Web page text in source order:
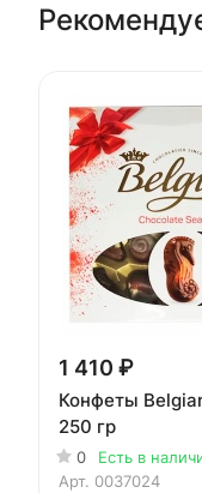
1 410 ₽
Конфеты
250 гр
0
Есть в
Арт. 0037024